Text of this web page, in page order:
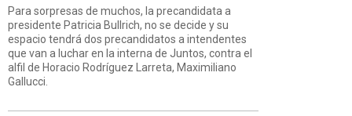
Para sorpresas de muchos, la precandidata a
presidente Patricia Bullrich, no se decide y su
espacio tendrá dos precandidatos a intendentes
que van a luchar en la interna de Juntos, contra el
alfil de Horacio Rodríguez Larreta, Maximiliano
Gallucci.